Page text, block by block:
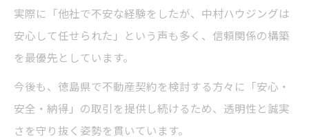
実際に「他社で不安な経験をしたが、中村ハウジングは
安心して任せられた」という声も多く、信頼関係の構築
を最優先としています。
今後も、徳島県で不動産契約を検討する方々に「安心・
安全・納得」の取引を提供し続けるため、透明性と誠実
さを守り抜く姿勢を貫いています。